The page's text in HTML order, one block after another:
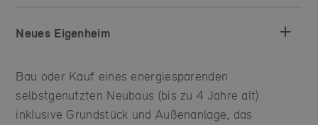
Neues Eigenheim
Bau oder Kauf eines energiesparenden
selbstgenutzten Neubaus (bis zu 4 Jahre alt)
inklusive Grundstück und Außenanlage, das